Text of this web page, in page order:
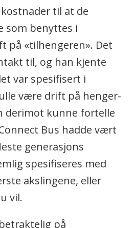
til at de
som benyttes i
på «tilhengeren». Det
til, og han kjente
var spesifisert i
være drift på henger-
derimot kunne fortelle
Bus hadde vært
generasjons
spesifiseres med
akslingene, eller
vil.
på